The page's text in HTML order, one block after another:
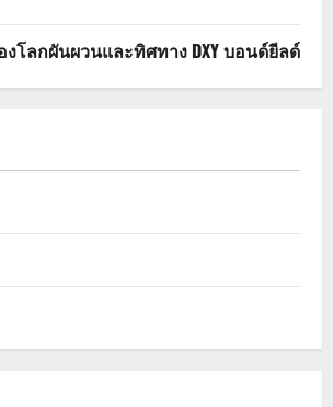
งโลกผันผวนและทิศทาง DXY บอนด์ยีลด์